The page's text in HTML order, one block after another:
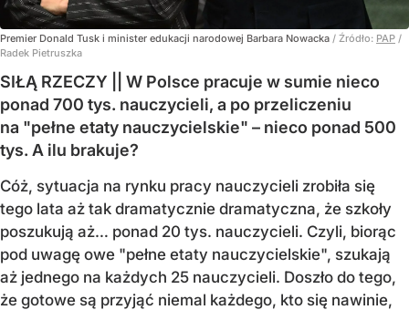
Premier Donald Tusk i minister edukacji narodowej Barbara Nowacka / Źródło: PAP /
Radek Pietruszka
SIŁĄ RZECZY || W Polsce pracuje w sumie nieco
ponad 700 tys. nauczycieli, a po przeliczeniu
na "pełne etaty nauczycielskie" – nieco ponad 500
tys. A ilu brakuje?
Cóż, sytuacja na rynku pracy nauczycieli zrobiła się
tego lata aż tak dramatycznie dramatyczna, że szkoły
poszukują aż… ponad 20 tys. nauczycieli. Czyli, biorąc
pod uwagę owe "pełne etaty nauczycielskie", szukają
aż jednego na każdych 25 nauczycieli. Doszło do tego,
że gotowe są przyjąć niemal każdego, kto się nawinie,